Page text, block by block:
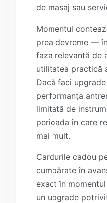
de masaj sau
Momentul
prea devreme —
faza relevantă de
utilitatea practică
Dacă faci
performanța
limitată de
perioada în care
mai mult.
Cardurile cadou
cumpărate în
exact în
un upgrade